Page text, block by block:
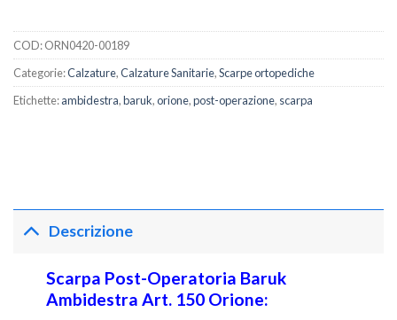
COD:ORN0420-00189
Categorie:Calzature,Calzature Sanitarie,Scarpe ortopediche
Etichette:ambidestra,baruk,orione,post-operazione, scarpa
Descrizione
Scarpa Post-Operatoria Baruk
Ambidestra Art. 150 Orione: